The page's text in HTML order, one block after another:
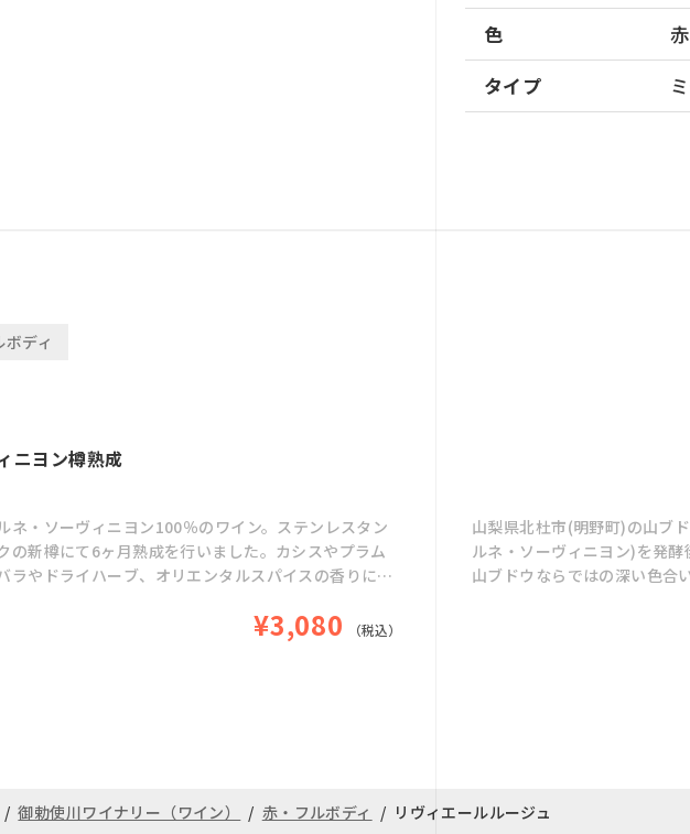
色
タイプ
ディ
ニヨン樽熟成
ネ・ソーヴィニヨン100％のワイン。ステンレスタン
の新樽にて6ヶ月熟成を行いました。カシスやプラム
ラやドライハーブ、オリエンタルスパイスの香りに、
漏れ等の問題につきましては当方で保障致しかねま
¥3,080 （税込）
山梨県北杜市(明野町)の山ブ
ルネ・ソーヴィニヨン)を発酵
山ブドウならではの深い色合
クール便（冷蔵）をお勧め致し
御勅使川ワイナリー（ワイン） 赤・フルボディ リヴィエールルージュ